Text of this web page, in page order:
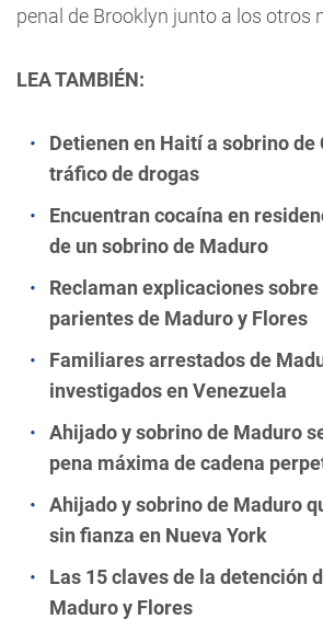
penal de Brooklyn junto a los otros
LEA TAMBIÉN:
Detienen en Haití a sobrino
tráfico de drogas
Encuentran cocaína en
de un sobrino de Maduro
Reclaman explicaciones
parientes de Maduro y Flores
Familiares arrestados de
investigados en Venezuela
Ahijado y sobrino de Maduro
pena máxima de cadena
Ahijado y sobrino de Maduro
sin fianza en Nueva York
Las 15 claves de la detención
Maduro y Flores